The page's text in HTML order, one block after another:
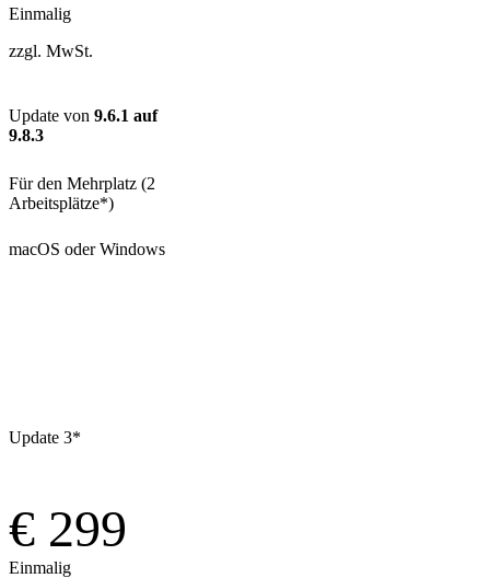
Einmalig
zzgl. MwSt.
Update von 9.6.1 auf
9.8.3
Für den Mehrplatz (2
Arbeitsplätze*)
macOS oder Windows
Update 3*
€ 299
Einmalig